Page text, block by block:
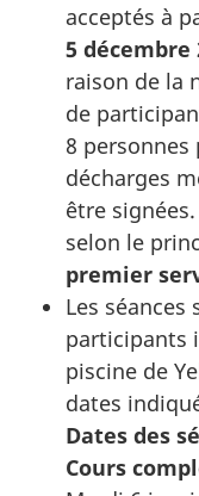
acceptés à
5 décembre
raison de la
de
8 personnes
décharges
être
selon le
premier
Les séances
participants
piscine de
dates
Dates des
Cours